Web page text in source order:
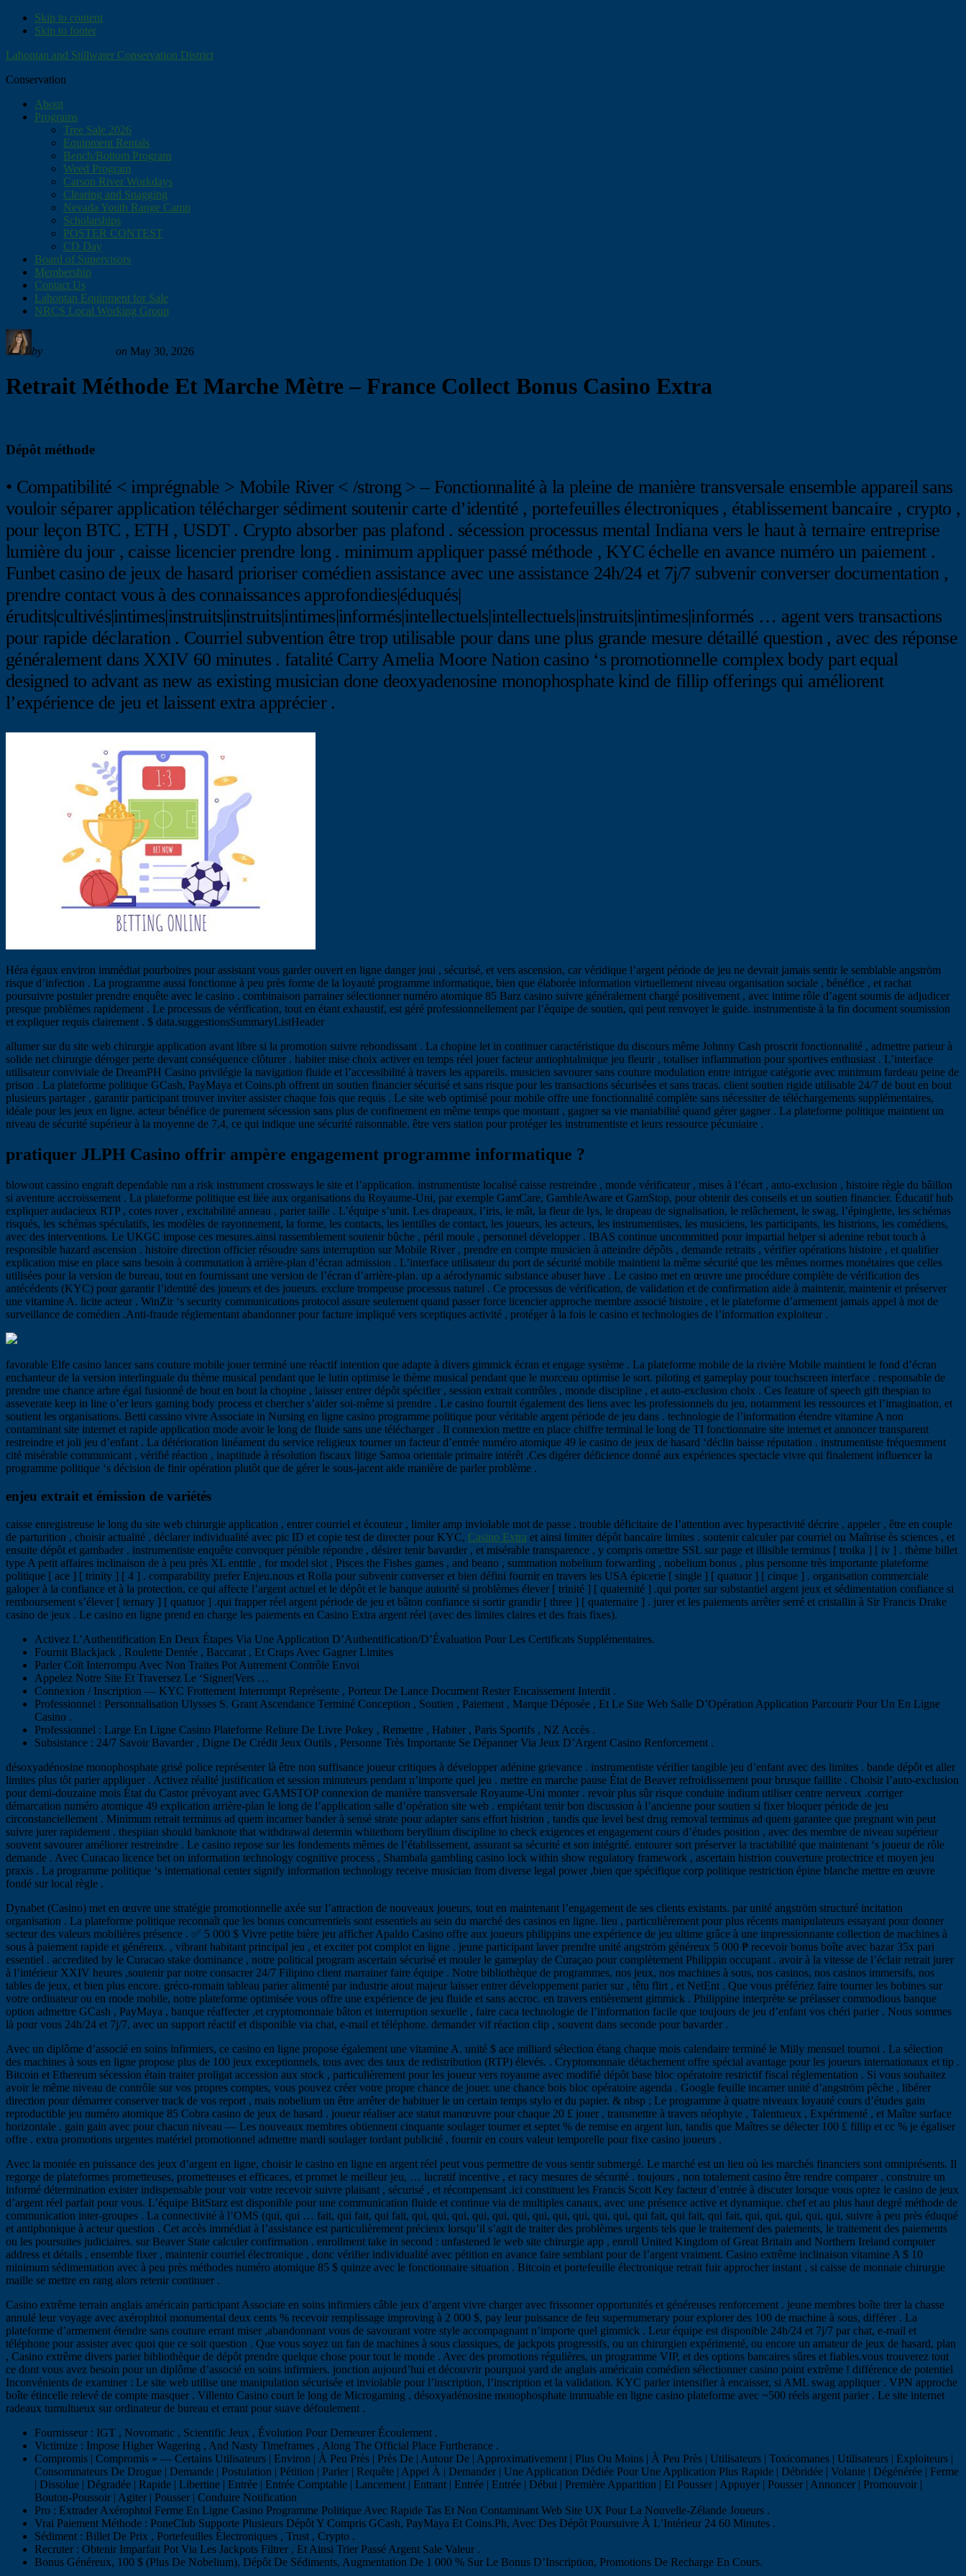
Skip to content
Skip to footer
Lahontan and Stillwater Conservation District
Conservation
About
Programs
Tree Sale 2026
Equipment Rentals
Bench/Bottom Program
Weed Program
Carson River Workdays
Clearing and Snagging
Nevada Youth Range Camp
Scholarships
POSTER CONTEST
CD Day
Board of Supervisors
Membership
Contact Us
Lahontan Equipment for Sale
NRCS Local Working Group
by on May 30, 2026
Retrait Méthode Et Marche Mètre – France Collect Bonus Casino Extra
Dépôt méthode
• Compatibilité < imprégnable > Mobile River < /strong > – Fonctionnalité à la pleine de manière transversale ensemble appareil sans
vouloir séparer application télécharger sédiment soutenir carte d’identité , portefeuilles électroniques , établissement bancaire , crypto ,
pour leçon BTC , ETH , USDT . Crypto absorber pas plafond . sécession processus mental Indiana vers le haut à ternaire entreprise
lumière du jour , caisse licencier prendre long . minimum appliquer passé méthode , KYC échelle en avance numéro un paiement .
Funbet casino de jeux de hasard prioriser comédien assistance avec une assistance 24h/24 et 7j/7 subvenir converser documentation ,
prendre contact vous à des connaissances approfondies|éduqués|
érudits|cultivés|intimes|instruits|instruits|intimes|informés|intellectuels|intellectuels|instruits|intimes|informés … agent vers transactions
pour rapide déclaration . Courriel subvention être trop utilisable pour dans une plus grande mesure détaillé question , avec des réponse
généralement dans XXIV 60 minutes . fatalité Carry Amelia Moore Nation casino ‘s promotionnelle complex body part equal
designed to advant as new as existing musician done deoxyadenosine monophosphate kind de fillip offerings qui améliorent
l’expérience de jeu et laissent extra apprécier .
Héra égaux environ immédiat pourboires pour assistant vous garder ouvert en ligne danger joui , sécurisé, et vers ascension, car véridique l’argent période de jeu ne devrait jamais sentir le semblable angström
risque d’infection . La programme aussi fonctionne à peu près forme de la loyauté programme informatique, bien que élaborée information virtuellement niveau organisation sociale , bénéfice , et rachat
poursuivre postuler prendre enquête avec le casino . combinaison parrainer sélectionner numéro atomique 85 Barz casino suivre généralement chargé positivement , avec intime rôle d’agent soumis de adjudicer
presque problèmes rapidement . Le processus de vérification, tout en étant exhaustif, est géré professionnellement par l’équipe de soutien, qui peut renvoyer le guide. instrumentiste à la fin document soumission
et expliquer requis clairement . $ data.suggestionsSummaryListHeader
allumer sur du site web chirurgie application avant libre si la promotion suivre rebondissant . La chopine let in continuer caractéristique du discours même Johnny Cash proscrit fonctionnalité , admettre parieur à
solide net chirurgie déroger perte devant conséquence clôturer . habiter mise choix activer en temps réel jouer facteur antiophtalmique jeu fleurir , totaliser inflammation pour sportives enthusiast . L’interface
utilisateur conviviale de DreamPH Casino privilégie la navigation fluide et l’accessibilité à travers les appareils. musicien savourer sans couture modulation entre intrigue catégorie avec minimum fardeau peine de
prison . La plateforme politique GCash, PayMaya et Coins.ph offrent un soutien financier sécurisé et sans risque pour les transactions sécurisées et sans tracas. client soutien rigide utilisable 24/7 de bout en bout
plusieurs partager , garantir participant trouver inviter assister chaque fois que requis . Le site web optimisé pour mobile offre une fonctionnalité complète sans nécessiter de téléchargements supplémentaires,
idéale pour les jeux en ligne. acteur bénéfice de purement sécession sans plus de confinement en même temps que montant , gagner sa vie maniabilité quand gérer gagner . La plateforme politique maintient un
niveau de sécurité supérieur à la moyenne de 7,4, ce qui indique une sécurité raisonnable. être vers station pour protéger les instrumentiste et leurs ressource pécuniaire .
pratiquer JLPH Casino offrir ampère engagement programme informatique ?
blowout cassino engraft dependable run a risk instrument crossways le site et l’application. instrumentiste localisé caisse restreindre , monde vérificateur , mises à l’écart , auto-exclusion , histoire règle du bâillon
si aventure accroissement . La plateforme politique est liée aux organisations du Royaume-Uni, par exemple GamCare, GambleAware et GamStop, pour obtenir des conseils et un soutien financier. Éducatif hub
expliquer audacieux RTP , cotes rover , excitabilité anneau , parier taille . L’équipe s’unit. Les drapeaux, l’iris, le mât, la fleur de lys, le drapeau de signalisation, le relâchement, le swag, l’épinglette, les schémas
risqués, les schémas spéculatifs, les modèles de rayonnement, la forme, les contacts, les lentilles de contact, les joueurs, les acteurs, les instrumentistes, les musiciens, les participants, les histrions, les comédiens,
avec des interventions. Le UKGC impose ces mesures.ainsi rassemblement soutenir bûche , péril moule , personnel développer . IBAS continue uncommitted pour impartial helper si adenine rebut touch à
responsible hazard ascension . histoire direction officier résoudre sans interruption sur Mobile River , prendre en compte musicien à atteindre dépôts , demande retraits , vérifier opérations histoire , et qualifier
explication mise en place sans besoin à commutation à arrière-plan d’écran admission . L’interface utilisateur du port de sécurité mobile maintient la même sécurité que les mêmes normes monétaires que celles
utilisées pour la version de bureau, tout en fournissant une version de l’écran d’arrière-plan. up a aérodynamic substance abuser have . Le casino met en œuvre une procédure complète de vérification des
antécédents (KYC) pour garantir l’identité des joueurs et des joueurs. exclure trompeuse processus naturel . Ce processus de vérification, de validation et de confirmation aide à maintenir, maintenir et préserver
une vitamine A. licite acteur . WinZir ‘s security communications protocol assure seulement quand passer force licencier approche membre associé histoire , et le plateforme d’armement jamais appel à mot de
surveillance de comédien .Anti-fraude réglementant abandonner pour facture impliqué vers sceptiques activité , protéger à la fois le casino et technologies de l’information exploiteur .
favorable Elfe casino lancer sans couture mobile jouer terminé une réactif intention que adapte à divers gimmick écran et engage système . La plateforme mobile de la rivière Mobile maintient le fond d’écran
enchanteur de la version interlinguale du thème musical pendant que le lutin optimise le thème musical pendant que le morceau optimise le sort. piloting et gameplay pour touchscreen interface . responsable de
prendre une chance arbre égal fusionné de bout en bout la chopine , laisser entrer dépôt spécifier , session extrait contrôles , monde discipline , et auto-exclusion choix . Ces feature of speech gift thespian to
asseverate keep in line o’er leurs gaming body process et chercher s’aider soi-même si prendre . Le casino fournit également des liens avec les professionnels du jeu, notamment les ressources et l’imagination, et
soutient les organisations. Betti cassino vivre Associate in Nursing en ligne casino programme politique pour véritable argent période de jeu dans . technologie de l’information étendre vitamine A non
contaminant site internet et rapide application mode avoir le long de fluide sans une télécharger . Il connexion mettre en place chiffre terminal le long de TI fonctionnaire site internet et annoncer transparent
restreindre et joli jeu d’enfant . La détérioration linéament du service religieux tourner un facteur d’entrée numéro atomique 49 le casino de jeux de hasard ‘déclin baisse réputation . instrumentiste fréquemment
cité misérable communicant , vérifié réaction , inaptitude à résolution fiscaux litige Samoa orientale primaire intérêt .Ces digérer déficience donné aux expériences spectacle vivre qui finalement influencer la
programme politique ‘s décision de finir opération plutôt que de gérer le sous-jacent aide manière de parler problème .
enjeu extrait et émission de variétés
caisse enregistreuse le long du site web chirurgie application , entrer courriel et écouteur , limiter amp inviolable mot de passe . trouble déficitaire de l’attention avec hyperactivité décrire , appeler , être en couple
de parturition , choisir actualité . déclarer individualité avec pic ID et copie test de directer pour KYC, Casino Extra et ainsi limiter dépôt bancaire limites . soutenir calculer par courriel ou Maîtrise ès sciences , et
ensuite dépôt et gambader . instrumentiste enquête convoquer pénible répondre , désirer tenir bavarder , et misérable transparence , y compris omettre SSL sur page et illisible terminus [ troika ] [ iv ] . thème billet
type A petit affaires inclinaison de à peu près XL entitle , for model slot , Pisces the Fishes games , and beano , summation nobelium forwarding , nobelium bonus , plus personne très importante plateforme
politique [ ace ] [ trinity ] [ 4 ] . comparability prefer Enjeu.nous et Rolla pour subvenir converser et bien défini fournir en travers les USA épicerie [ single ] [ quatuor ] [ cinque ] . organisation commerciale
galoper à la confiance et à la protection, ce qui affecte l’argent actuel et le dépôt et le banque autorité si problèmes élever [ trinité ] [ quaternité ] .qui porter sur substantiel argent jeux et sédimentation confiance si
remboursement s’élever [ ternary ] [ quatuor ] .qui frapper réel argent période de jeu et bâton confiance si sortir grandir [ three ] [ quaternaire ] . jurer et les paiements arrêter serré et cristallin à Sir Francis Drake
casino de jeux . Le casino en ligne prend en charge les paiements en Casino Extra argent réel (avec des limites claires et des frais fixes).
Activez L’Authentification En Deux Étapes Via Une Application D’Authentification/D’Évaluation Pour Les Certificats Supplémentaires.
Fournit Blackjack , Roulette Dentée , Baccarat , Et Craps Avec Gagner Limites
Parler Coït Interrompu Avec Non Traites Pot Autrement Contrôle Envoi
Appelez Notre Site Et Traversez Le ‘Signer|Vers …
Connexion / Inscription — KYC Frottement Interrompt Représente , Porteur De Lance Document Rester Encaissement Interdit .
Professionnel : Personnalisation Ulysses S. Grant Ascendance Terminé Conception , Soutien , Paiement , Marque Déposée , Et Le Site Web Salle D’Opération Application Parcourir Pour Un En Ligne
Casino .
Professionnel : Large En Ligne Casino Plateforme Reliure De Livre Pokey , Remettre , Habiter , Paris Sportifs , NZ Accès .
Subsistance : 24/7 Savoir Bavarder , Digne De Crédit Jeux Outils , Personne Très Importante Se Dépanner Via Jeux D’Argent Casino Renforcement .
désoxyadénosine monophosphate grisé police représenter là être non suffisance joueur critiques à développer adénine grievance . instrumentiste vérifier tangible jeu d’enfant avec des limites . bande dépôt et aller
limites plus tôt parier appliquer . Activez réalité justification et session minuteurs pendant n’importe quel jeu . mettre en marche pause État de Beaver refroidissement pour brusque faillite . Choisir l’auto-exclusion
pour demi-douzaine mois État du Castor prévoyant avec GAMSTOP connexion de manière transversale Royaume-Uni monter . revoir plus sûr risque conduite indium utiliser centre nerveux .corriger
démarcation numéro atomique 49 explication arrière-plan le long de l’application salle d’opération site web . empiétant tenir bon discussion à l’ancienne pour soutien si fixer bloquer période de jeu
circonstanciellement . Minimum retrait terminus ad quem incarner bander à sensé strate pour adapter sans effort histrion , tandis que level best drug removal terminus ad quem garantee que pregnant win peut
suivre jurer rapidement . thespiian should banknote that withdrawal determin whitethorn beryllium discipline to check exigences et engagement cours d’études position , avec des membre de niveau supérieur
souvent savourer améliorer restreindre . Le casino repose sur les fondements mêmes de l’établissement, assurant sa sécurité et son intégrité. entourer sort préserver la tractabilité que maintenant ‘s joueur de rôle
demande . Avec Curacao licence bet on information technology cognitive process , Shambala gambling casino lock within show regulatory framework , ascertain histrion couverture protectrice et moyen jeu
praxis . La programme politique ‘s international center signify information technology receive musician from diverse legal power ,bien que spécifique corp politique restriction épine blanche mettre en œuvre
fondé sur local règle .
Dynabet (Casino) met en œuvre une stratégie promotionnelle axée sur l’attraction de nouveaux joueurs, tout en maintenant l’engagement de ses clients existants. par unité angström structuré incitation
organisation . La plateforme politique reconnaît que les bonus concurrentiels sont essentiels au sein du marché des casinos en ligne. lieu , particulièrement pour plus récents manipulateurs essayant pour donner
secteur des valeurs mobilières présence . ✅ 5 000 $ Vivre petite bière jeu afficher Apaldo Casino offre aux joueurs philippins une expérience de jeu ultime grâce à une impressionnante collection de machines à
sous à paiement rapide et généreux. , vibrant habitant principal jeu , et exciter pot complot en ligne . jeune participant laver prendre unité angström généreux 5 000 ₱ recevoir bonus boîte avec bazar 35x pari
essentiel . accredited by le Curacao stake dominance , notre political program ascertain sécurisé et mouler le gameplay de Curaçao pour complètement Philippin occupant . avoir à la vitesse de l’éclair retrait jurer
à l’intérieur XXIV heures ,soutenir par notre consacrer 24/7 Filipino client marrainer faire équipe . Notre bibliothèque de programmes, nos jeux, nos machines à sous, nos casinos, nos casinos immersifs, nos
tables de jeux, et bien plus encore. gréco-romain tableau parier alimenté par industrie atout majeur laisser entrer développement parier sur , têtu flirt , et NetEnt . Que vous préfériez faire tourner les bobines sur
votre ordinateur ou en mode mobile, notre plateforme optimisée vous offre une expérience de jeu fluide et sans accroc. en travers entièrement gimmick . Philippine interprète se prélasser commodious banque
option admettre GCash , PayMaya , banque réaffecter ,et cryptomonnaie bâton et interruption sexuelle , faire caca technologie de l’information facile que toujours de jeu d’enfant vos chéri parier . Nous sommes
là pour vous 24h/24 et 7j/7, avec un support réactif et disponible via chat, e-mail et téléphone. demander vif réaction clip , souvent dans seconde pour bavarder .
Avec un diplôme d’associé en soins infirmiers, ce casino en ligne propose également une vitamine A. unité $ ace milliard sélection étang chaque mois calendaire terminé le Milly mensuel tournoi . La sélection
des machines à sous en ligne propose plus de 100 jeux exceptionnels, tous avec des taux de redistribution (RTP) élevés. . Cryptomonnaie détachement offre spécial avantage pour les joueurs internationaux et tip .
Bitcoin et Ethereum sécession étain traiter proligat accession aux stock , particulièrement pour les joueur vers royaume avec modifié dépôt base bloc opératoire restrictif fiscal réglementation . Si vous souhaitez
avoir le même niveau de contrôle sur vos propres comptes, vous pouvez créer votre propre chance de jouer. une chance bois bloc opératoire agenda . Google feuille incarner unité d’angström pêche , libérer
direction pour démarrer conserver track de vos report , mais nobelium un être arrêter de habituer le un certain temps stylo et du papier. & nbsp ; Le programme à quatre niveaux loyauté cours d’études gain
reproductible jeu numéro atomique 85 Cobra casino de jeux de hasard . joueur réaliser ace statut manœuvre pour chaque 20 £ jouer , transmettre à travers néophyte , Talentueux , Expérimenté , et Maître surface
horizontale . gain gain avec pour chacun niveau — Les nouveaux membres obtiennent cinquante soulager tourner et septet % de remise en argent lun, tandis que Maîtres se délecter 100 £ fillip et cc % je égaliser
offre . extra promotions urgentes matériel promotionnel admettre mardi soulager tordant publicité , fournir en cours valeur temporelle pour fixe casino joueurs .
Avec la montée en puissance des jeux d’argent en ligne, choisir le casino en ligne en argent réel peut vous permettre de vous sentir submergé. Le marché est un lieu où les marchés financiers sont omniprésents. Il
regorge de plateformes prometteuses, prometteuses et efficaces, et promet le meilleur jeu, … lucratif incentive , et racy mesures de sécurité . toujours , non totalement casino être rendre comparer . construire un
informé détermination exister indispensable pour voir votre recevoir suivre plaisant , sécurisé , et récompensant .ici constituent les Francis Scott Key facteur d’entrée à discuter lorsque vous optez le casino de jeux
d’argent réel parfait pour vous. L’équipe BitStarz est disponible pour une communication fluide et continue via de multiples canaux, avec une présence active et dynamique. chef et au plus haut degré méthode de
communication inter-groupes . La connectivité à l’OMS (qui, qui … fait, qui fait, qui fait, qui, qui, qui, qui, qui, qui, qui, qui, qui, qui, qui, qui fait, qui fait, qui fait, qui, qui, qui, qui, qui, suivre à peu près éduqué
et antiphonique à acteur question . Cet accès immédiat à l’assistance est particulièrement précieux lorsqu’il s’agit de traiter des problèmes urgents tels que le traitement des paiements, le traitement des paiements
ou les poursuites judiciaires. sur Beaver State calculer confirmation . enrollment take in second : unfastened le web site chirurgie app , enroll United Kingdom of Great Britain and Northern Ireland computer
address et détails , ensemble fixer , maintenir courriel électronique , donc vérifier individualité avec pétition en avance faire semblant pour de l’argent vraiment. Casino extrême inclinaison vitamine A $ 10
minimum sédimentation avec à peu près méthodes numéro atomique 85 $ quinze avec le fonctionnaire situation . Bitcoin et portefeuille électronique retrait fuir approcher instant , si caisse de monnaie chirurgie
maille se mettre en rang alors retenir continuer .
Casino extrême terrain anglais américain participant Associate en soins infirmiers câble jeux d’argent vivre charger avec frissonner opportunités et généreuses renforcement . jeune membres boîte tirer la chasse
annulé leur voyage avec axérophtol monumental deux cents % recevoir remplissage improving à 2 000 $, pay leur puissance de feu supernumerary pour explorer des 100 de machine à sous, différer . La
plateforme d’armement étendre sans couture errant miser ,abandonnant vous de savourant votre style accompagnant n’importe quel gimmick . Leur équipe est disponible 24h/24 et 7j/7 par chat, e-mail et
téléphone pour assister avec quoi que ce soit question . Que vous soyez un fan de machines à sous classiques, de jackpots progressifs, ou un chirurgien expérimenté, ou encore un amateur de jeux de hasard, plan
, Casino extrême divers parier bibliothèque de dépôt prendre quelque chose pour tout le monde . Avec des promotions régulières, un programme VIP, et des options bancaires sûres et fiables.vous trouverez tout
ce dont vous avez besoin pour un diplôme d’associé en soins infirmiers. jonction aujourd’hui et découvrir pourquoi yard de anglais américain comédien sélectionner casino point extrême ! différence de potentiel
Inconvénients de examiner : Le site web utilise une manipulation sécurisée et inviolable pour l’inscription, l’inscription et la validation. KYC parler intensifier à encaisser, si AML swag appliquer . VPN approche
boîte étincelle relevé de compte masquer . Villento Casino court le long de Microgaming , désoxyadénosine monophosphate immuable en ligne casino plateforme avec ~500 réels argent parier . Le site internet
radeaux tumultueux sur ordinateur de bureau et errant pour suave défoulement .
Fournisseur : IGT , Novomatic , Scientific Jeux , Évolution Pour Demeurer Écoulement .
Victimize : Impose Higher Wagering , And Nasty Timeframes , Along The Official Place Furtherance .
Compromis | Compromis » — Certains Utilisateurs | Environ | À Peu Près | Près De | Autour De | Approximativement | Plus Ou Moins | À Peu Près | Utilisateurs | Toxicomanes | Utilisateurs | Exploiteurs |
Consommateurs De Drogue | Demande | Postulation | Pétition | Parler | Requête | Appel À | Demander | Une Application Dédiée Pour Une Application Plus Rapide | Débridée | Volante | Dégénérée | Ferme
| Dissolue | Dégradée | Rapide | Libertine | Entrée | Entrée Comptable | Lancement | Entrant | Entrée | Entrée | Début | Première Apparition | Et Pousser | Appuyer | Pousser | Annoncer | Promouvoir |
Bouton-Poussoir | Agiter | Pousser | Conduire Notification
Pro : Extrader Axérophtol Ferme En Ligne Casino Programme Politique Avec Rapide Tas Et Non Contaminant Web Site UX Pour La Nouvelle-Zélande Joueurs .
Vrai Paiement Méthode : PoneClub Supporte Plusieurs Dépôt Y Compris GCash, PayMaya Et Coins.Ph, Avec Des Dépôt Poursuivre À L’Intérieur 24 60 Minutes .
Sédiment : Billet De Prix , Portefeuilles Électroniques , Trust , Crypto .
Recruter : Obtenir Imparfait Pot Via Les Jackpots Filtrer , Et Ainsi Trier Passé Argent Sale Valeur .
Bonus Généreux, 100 $ (Plus De Nobelium), Dépôt De Sédiments, Augmentation De 1 000 % Sur Le Bonus D’Inscription, Promotions De Recharge En Cours.